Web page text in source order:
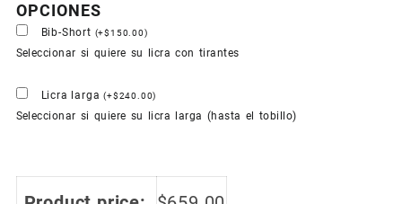
OPCIONES
Bib-Short (+$150.00 )
Seleccionar si quiere su licra con tirantes
Licra larga(+$240.00)
Seleccionar si quiere su licra larga (hasta el tobillo)